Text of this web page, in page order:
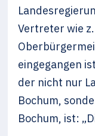
Vertreter wie
eingegangen
der nicht nur
Bochum,
Bochum, ist: